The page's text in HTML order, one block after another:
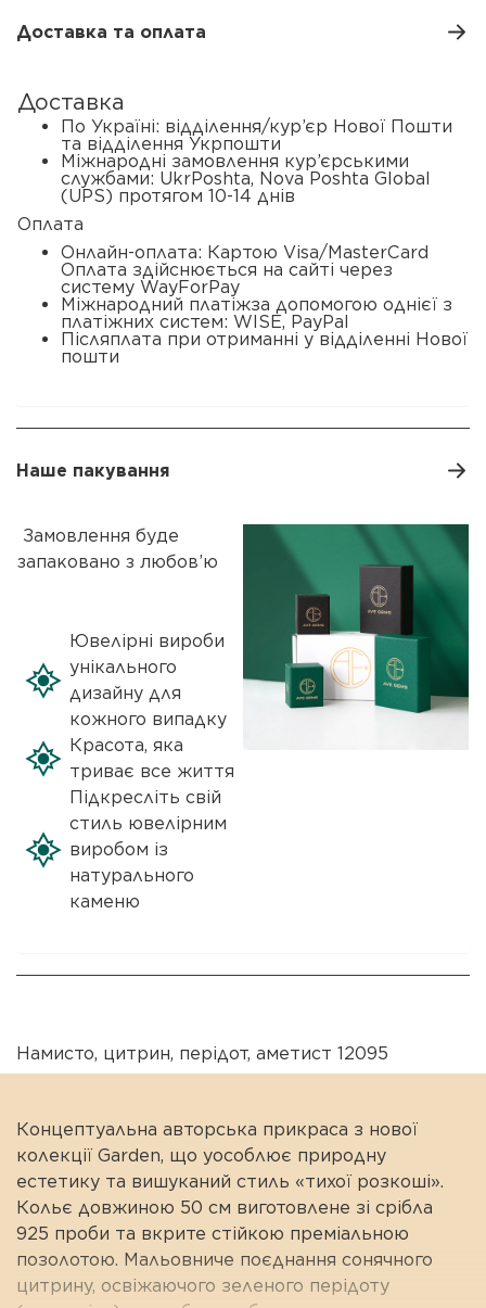
Доставка та оплата
Доставка
По Україні: відділення/кур’єр Нової Пошти
та відділення Укрпошти
Міжнародні замовлення кур’єрськими
службами: UkrPoshta, Nova Poshta Global
(UPS) протягом 10-14 днів
Оплата
Онлайн-оплата: Картою Visa/MasterCard
Оплата здійснюється на сайті через
систему WayForPay
Міжнародний платіжза допомогою однієї з
платіжних систем: WISE, PayPal
Післяплата при отриманні у відділенні Нової
пошти
Наше пакування
Замовлення буде
запаковано з любов’ю
Ювелірні вироби
унікального
дизайну для
кожного випадку
Красота, яка
триває все життя
Підкресліть свій
стиль ювелірним
виробом із
натурального
каменю
Намисто, цитрин, перідот, аметист 12095
Концептуальна авторська прикраса з нової
колекції Garden, що уособлює природну
естетику та вишуканий стиль «тихої розкоші».
Кольє довжиною 50 см виготовлене зі срібла
925 проби та вкрите стійкою преміальною
позолотою. Мальовниче поєднання сонячного
цитрину, освіжаючого зеленого перідоту